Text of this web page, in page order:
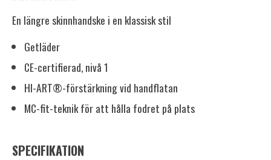
En längre skinnhandske i en klassisk stil
Getläder
CE-certifierad, nivå 1
HI-ART®-förstärkning vid handflatan
MC-fit-teknik för att hålla fodret på plats
SPECIFIKATION